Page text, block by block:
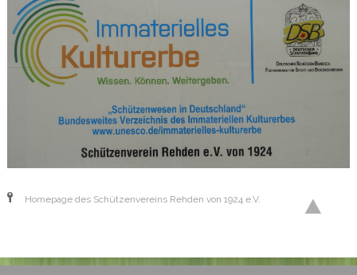
Homepage des Schützenvereins Rehden von 1924 e.V.